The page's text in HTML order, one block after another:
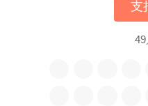
支
49